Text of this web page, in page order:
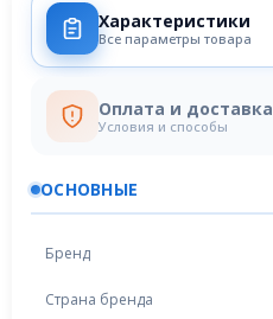
Характеристики
Все параметры товара
Оплата и доставка
Условия и способы
ОСНОВНЫЕ
Бренд
Страна бренда